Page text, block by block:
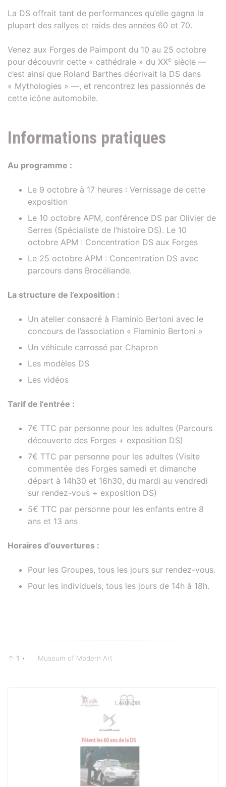
La DS offrait tant de performances qu’elle gagna la
plupart des rallyes et raids des années 60 et 70.
Venez aux Forges de Paimpont du 10 au 25 octobre
pour découvrir cette « cathédrale » du XXe siècle —
c’est ainsi que Roland Barthes décrivait la DS dans
« Mythologies » —, et rencontrez les passionnés de
cette icône automobile.
Informations pratiques
Au programme :
Le 9 octobre à 17 heures : Vernissage de cette
exposition
Le 10 octobre APM, conférence DS par Olivier de
Serres (Spécialiste de l’histoire DS). Le 10
octobre APM : Concentration DS aux Forges
Le 25 octobre APM : Concentration DS avec
parcours dans Brocéliande.
La structure de l’exposition :
Un atelier consacré à Flaminio Bertoni avec le
concours de l’association « Flaminio Bertoni »
Un véhicule carrossé par Chapron
Les modèles DS
Les vidéos
Tarif de l’entrée :
7€ TTC par personne pour les adultes (Parcours
découverte des Forges + exposition DS)
7€ TTC par personne pour les adultes (Visite
commentée des Forges samedi et dimanche
départ à 14h30 et 16h30, du mardi au vendredi
sur rendez-vous + exposition DS)
5€ TTC par personne pour les enfants entre 8
ans et 13 ans
Horaires d’ouvertures :
Pour les Groupes, tous les jours sur rendez-vous.
Pour les individuels, tous les jours de 14h à 18h.
↑ 1 • Museum of Modern Art
Documents à télécharger